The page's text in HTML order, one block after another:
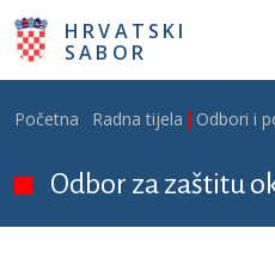
Skoči na glavni sadržaj
HRVATSKI
SABOR
Breadcrumb
Početna Radna tijela Odbori i
Odbor za zaštitu